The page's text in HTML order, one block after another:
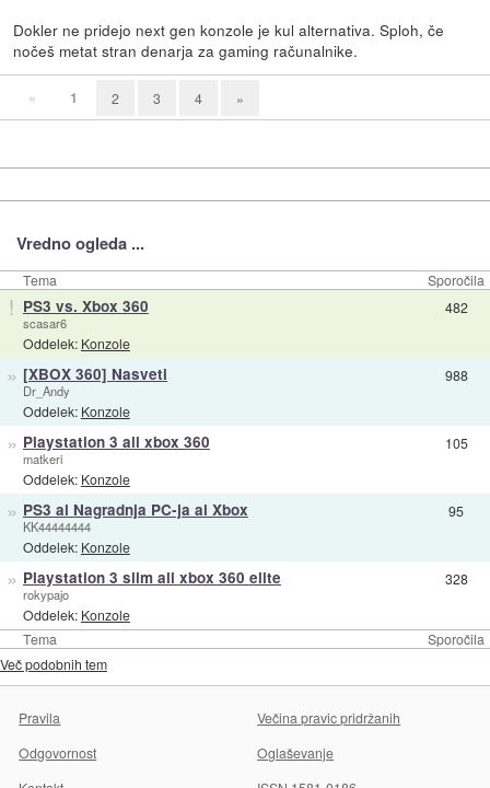
Dokler ne pridejo next gen konzole je kul alternativa. Sploh, če
nočeš metat stran denarja za gaming računalnike.
« 1 2 3 4 »
Vredno ogleda ...
Tema Sporočila
Tema Sporočila
! PS3 vs. Xbox 360
scasar6
Oddelek: Konzole
482
» [XBOX 360] Nasveti
Dr_Andy
Oddelek: Konzole
988
» Playstation 3 ali xbox 360
matkeri
Oddelek: Konzole
105
» PS3 al Nagradnja PC-ja al Xbox
KK44444444
Oddelek: Konzole
95
» Playstation 3 slim ali xbox 360 elite
rokypajo
Oddelek: Konzole
328
Več podobnih tem
Pravila
Večina pravic pridržanih
Odgovornost
Oglaševanje